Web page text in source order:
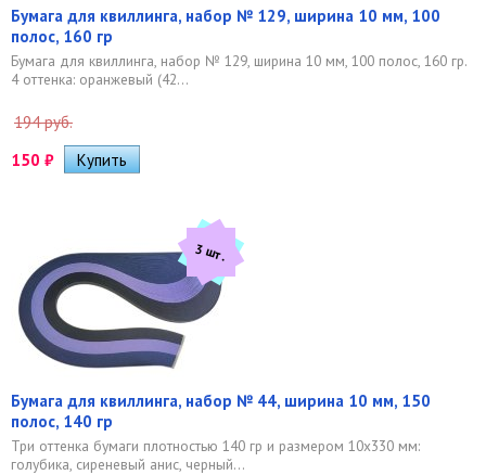
Бумага для квиллинга, набор № 129, ширина 10 мм, 100
полос, 160 гр
Бумага для квиллинга, набор № 129, ширина 10 мм, 100 полос, 160 гр.
4 оттенка: оранжевый (42...
194 руб.
150 ₽
3 шт.
Бумага для квиллинга, набор № 44, ширина 10 мм, 150
полос, 140 гр
Три оттенка бумаги плотностью 140 гр и размером 10х330 мм:
голубика, сиреневый анис, черный...